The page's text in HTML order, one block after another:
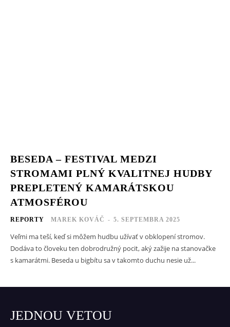
BESEDA – FESTIVAL MEDZI
STROMAMI PLNÝ KVALITNEJ HUDBY
PREPLETENÝ KAMARÁTSKOU
ATMOSFÉROU
REPORTY MAREK KOVÁČ - 5. SEPTEMBRA 2025
Veľmi ma teší, keď si môžem hudbu užívať v obklopení stromov.
Dodáva to človeku ten dobrodružný pocit, aký zažije na stanovačke
s kamarátmi. Beseda u bigbítu sa v takomto duchu nesie už...
JEDNOU VETOU